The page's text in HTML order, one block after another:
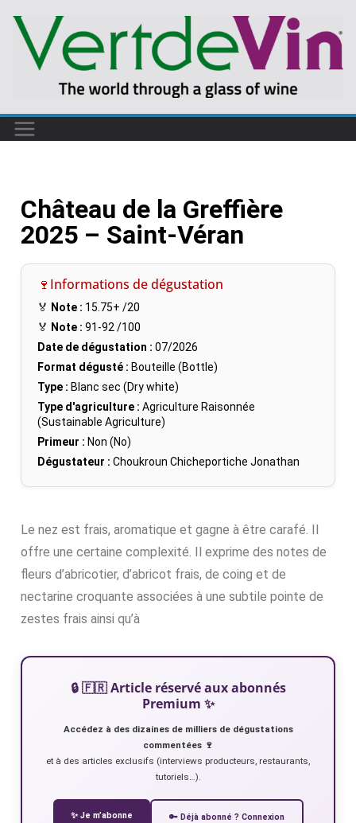
Château de la Greffière
2025 – Saint-Véran
🍷Informations de dégustation
🏅 Note : 15.75+ /20
🏅 Note : 91-92 /100
Date de dégustation : 07/2026
Format dégusté : Bouteille (Bottle)
Type : Blanc sec (Dry white)
Type d'agriculture : Agriculture Raisonnée
(Sustainable Agriculture)
Primeur : Non (No)
Dégustateur : Choukroun Chicheportiche Jonathan
Le nez est frais, aromatique et gagne à être carafé. Il
offre une certaine complexité. Il exprime des notes de
fleurs d’abricotier, d’abricot frais, de coing et de
nectarine croquante associées à une subtile pointe de
zestes frais ainsi qu’à
🔒 🇫🇷 Article réservé aux abonnés
Premium ✨
Accédez à des dizaines de milliers de dégustations
commentées 🍷
et à des articles exclusifs (interviews producteurs, restaurants,
tutoriels…).
✨ Je m’abonne 🔑 Déjà abonné ? Connexion